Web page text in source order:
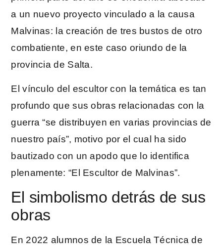
a un nuevo proyecto vinculado a la causa
Malvinas: la creación de tres bustos de otro
combatiente, en este caso oriundo de la
provincia de Salta.
El vínculo del escultor con la temática es tan
profundo que sus obras relacionadas con la
guerra “se distribuyen en varias provincias de
nuestro país”, motivo por el cual ha sido
bautizado con un apodo que lo identifica
plenamente: “El Escultor de Malvinas”.
El simbolismo detrás de sus
obras
En 2022 alumnos de la Escuela Técnica de